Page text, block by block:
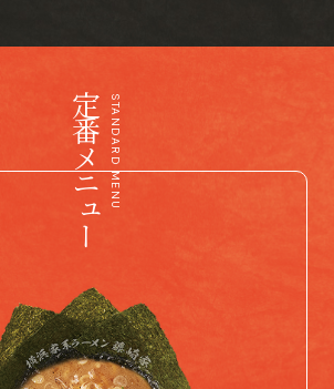
STANDARD MENU
定番メニュー